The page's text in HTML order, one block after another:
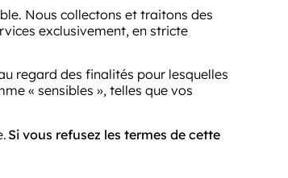
Nous collectons et traitons des
exclusivement, en stricte
regard des finalités pour lesquelles
« sensibles », telles que vos
Si vous refusez les termes de cette